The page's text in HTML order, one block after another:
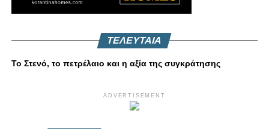
ΤΕΛΕΥΤΑΙΑ
Το Στενό, το πετρέλαιο και η αξία της συγκράτησης
ADVERTISEMENT